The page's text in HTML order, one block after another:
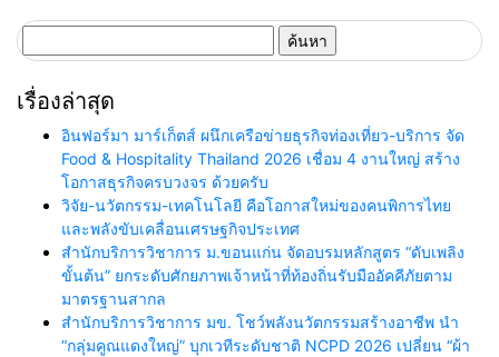
สำหรับ:
เรื่องล่าสุด
อินฟอร์มา มาร์เก็ตส์ ผนึกเครือข่ายธุรกิจท่องเที่ยว-บริการ จัด
Food & Hospitality Thailand 2026 เชื่อม 4 งานใหญ่ สร้าง
โอกาสธุรกิจครบวงจร ด้วยครับ
วิจัย-นวัตกรรม-เทคโนโลยี คือโอกาสใหม่ของคนพิการไทย
และพลังขับเคลื่อนเศรษฐกิจประเทศ
สำนักบริการวิชาการ ม.ขอนแก่น จัดอบรมหลักสูตร “ดับเพลิง
ขั้นต้น” ยกระดับศักยภาพเจ้าหน้าที่ท้องถิ่นรับมืออัคคีภัยตาม
มาตรฐานสากล
สำนักบริการวิชาการ มข. โชว์พลังนวัตกรรมสร้างอาชีพ นำ
“กลุ่มคูณแดงใหญ่” บุกเวทีระดับชาติ NCPD 2026 เปลี่ยน “ผ้า